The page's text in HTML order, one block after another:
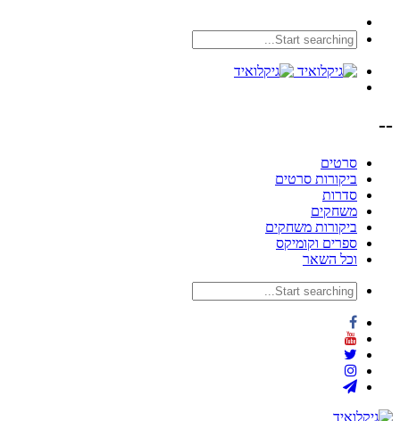
--
סרטים
ביקורות סרטים
סדרות
משחקים
ביקורות משחקים
ספרים וקומיקס
וכל השאר